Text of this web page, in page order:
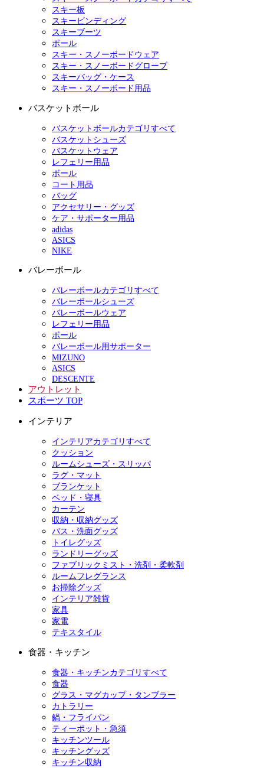
スキー板
スキービンディング
スキーブーツ
ポール
スキー・スノーボードウェア
スキー・スノーボードグローブ
スキーバッグ・ケース
スキー・スノーボード用品
バスケットボール
バスケットボールカテゴリすべて
バスケットシューズ
バスケットウェア
レフェリー用品
ボール
コート用品
バッグ
アクセサリー・グッズ
ケア・サポーター用品
adidas
ASICS
NIKE
バレーボール
バレーボールカテゴリすべて
バレーボールシューズ
バレーボールウェア
レフェリー用品
ボール
バレーボール用サポーター
MIZUNO
ASICS
DESCENTE
アウトレット
スポーツ TOP
インテリア
インテリアカテゴリすべて
クッション
ルームシューズ・スリッパ
ラグ・マット
ブランケット
ベッド・寝具
カーテン
収納・収納グッズ
バス・洗面グッズ
トイレグッズ
ランドリーグッズ
ファブリックミスト・洗剤・柔軟剤
ルームフレグランス
お掃除グッズ
インテリア雑貨
家具
家電
テキスタイル
食器・キッチン
食器・キッチンカテゴリすべて
食器
グラス・マグカップ・タンブラー
カトラリー
鍋・フライパン
ティーポット・急須
キッチンツール
キッチングッズ
キッチン収納